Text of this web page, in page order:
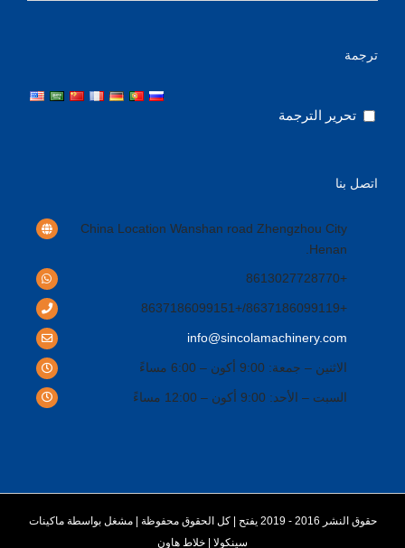
ترجمة
تحرير الترجمة
اتصل بنا
China Location Wanshan road Zhengzhou City
Henan
+8613027728770
+8637186099119/+8637186099151
info@sincolamachinery.com
الاثنين – جمعة: 9:00 أكون – 6:00 مساءً
السبت – الأحد: 9:00 أكون – 12:00 مساءً
حقوق النشر 2016 - 2019 يفتح | كل الحقوق محفوظة | مشغل بواسطة
ماكينات
سينكولا
خلاط هاون